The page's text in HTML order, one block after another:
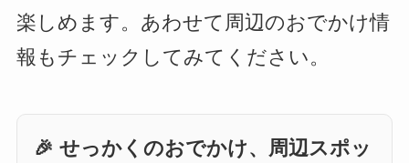
楽しめます。あわせて周辺のおでかけ情
報もチェックしてみてください。
🎉 せっかくのおでかけ、周辺スポッ